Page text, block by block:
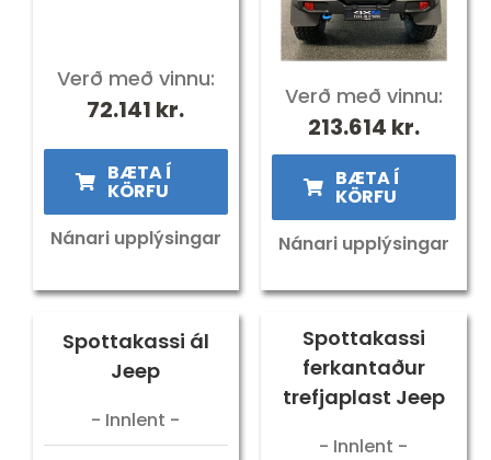
Verð með vinnu:
72.141 kr.
BÆTA Í
KÖRFU
Nánari upplýsingar
Verð með vinnu:
213.614 kr.
BÆTA Í
KÖRFU
Nánari upplýsingar
Spottakassi ál
Jeep
- Innlent -
Spottakassi
ferkantaður
trefjaplast Jeep
- Innlent -